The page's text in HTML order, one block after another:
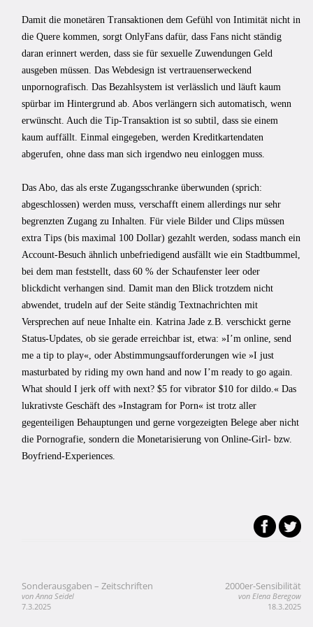
Damit die monetären Transaktionen dem Gefühl von Intimität nicht in
die Quere kommen, sorgt OnlyFans dafür, dass Fans nicht ständig
daran erinnert werden, dass sie für sexuelle Zuwendungen Geld
ausgeben müssen. Das Webdesign ist vertrauenserweckend
unpornografisch. Das Bezahlsystem ist verlässlich und läuft kaum
spürbar im Hintergrund ab. Abos verlängern sich automatisch, wenn
erwünscht. Auch die Tip-Transaktion ist so subtil, dass sie einem
kaum auffällt. Einmal eingegeben, werden Kreditkartendaten
abgerufen, ohne dass man sich irgendwo neu einloggen muss.
Das Abo, das als erste Zugangsschranke überwunden (sprich:
abgeschlossen) werden muss, verschafft einem allerdings nur sehr
begrenzten Zugang zu Inhalten. Für viele Bilder und Clips müssen
extra Tips (bis maximal 100 Dollar) gezahlt werden, sodass manch ein
Account-Besuch ähnlich unbefriedigend ausfällt wie ein Stadtbummel,
bei dem man feststellt, dass 60 % der Schaufenster leer oder
blickdicht verhangen sind. Damit man den Blick trotzdem nicht
abwendet, trudeln auf der Seite ständig Textnachrichten mit
Versprechen auf neue Inhalte ein. Katrina Jade z.B. verschickt gerne
Status-Updates, ob sie gerade erreichbar ist, etwa: »I’m online, send
me a tip to play«, oder Abstimmungsaufforderungen wie »I just
masturbated by riding my own hand and now I’m ready to go again.
What should I jerk off with next? $5 for vibrator $10 for dildo.« Das
lukrativste Geschäft des »Instagram for Porn« ist trotz aller
gegenteiligen Behauptungen und gerne vorgezeigten Belege aber nicht
die Pornografie, sondern die Monetarisierung von Online-Girl- bzw.
Boyfriend-Experiences.
Beitragsnavigation
Sonderausgaben – Zeitschriften
von Anna Seidel
7.3.2025
2000er-Sensibilität
von Elena Beregow
18.3.2025